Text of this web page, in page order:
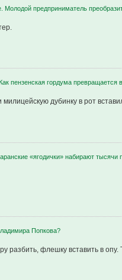
Молодой предприниматель
пензенская гордума
дубинку в рот
«ягодички» набирают
Попкова?
разбить, флешку вставить в опу.